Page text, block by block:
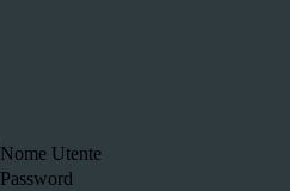
Nome Utente
Password